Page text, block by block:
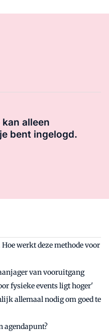
alleen
bent ingelogd.
werkt deze methode voor
van vooruitgang
fysieke events ligt hoger'
allemaal nodig om goed te
agendapunt?